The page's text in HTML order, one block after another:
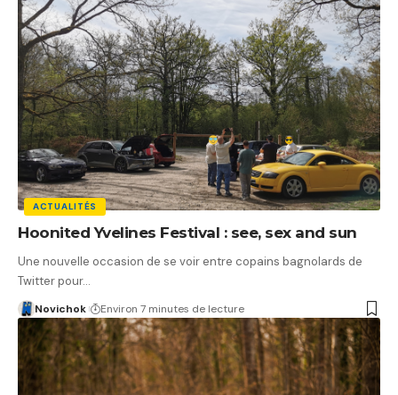
ACTUALITÉS
Hoonited Yvelines Festival : see, sex and sun
Une nouvelle occasion de se voir entre copains bagnolards de
Twitter pour…
Novichok Environ 7 minutes de lecture